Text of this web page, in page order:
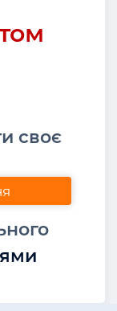
своє